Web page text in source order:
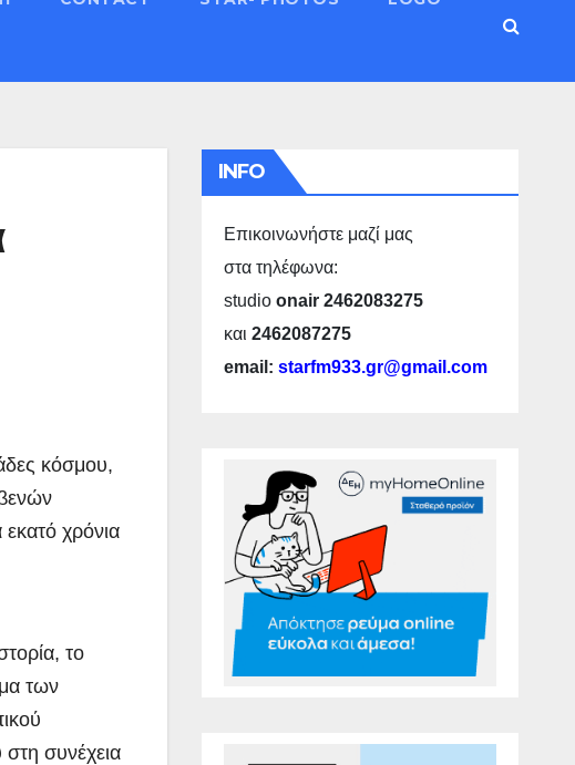
κόσμου,
χρόνια
το
των
συνέχεια
INFO
Επικοινωνήστε μαζί μας
στα τηλέφωνα:
studio onair 2462083275
και 2462087275
email: starfm933.gr@gmail.com